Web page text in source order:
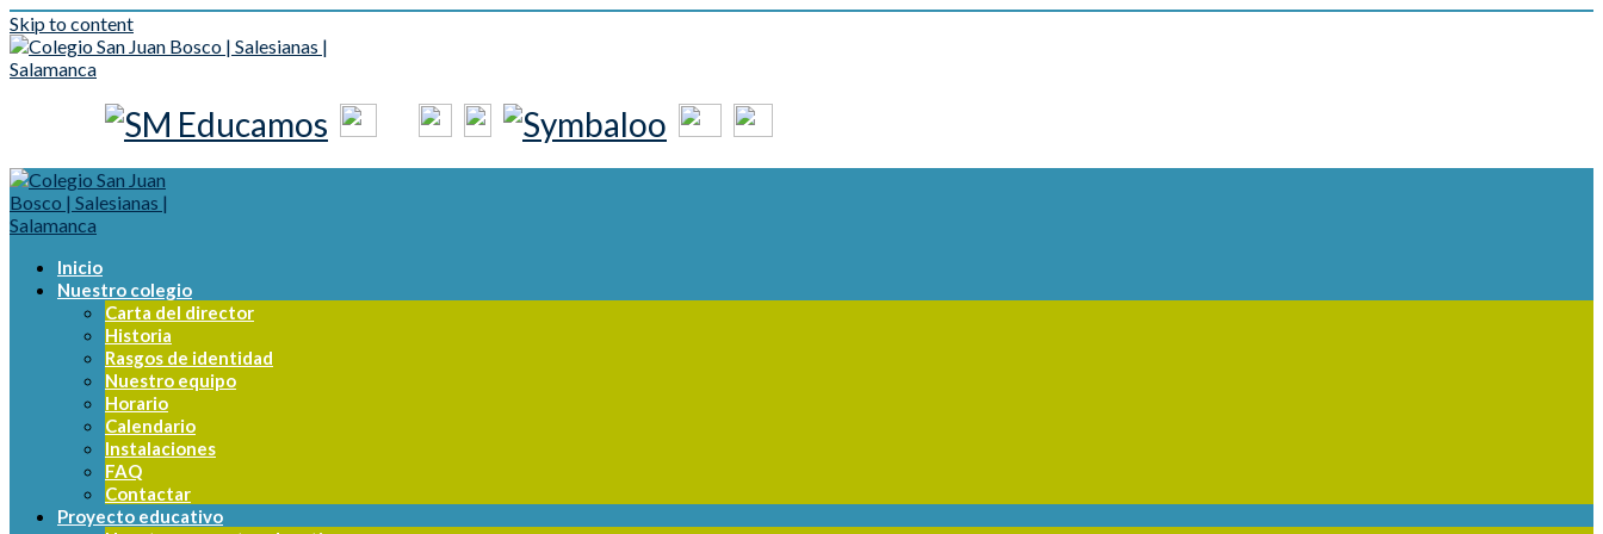
Skip to content
Inicio
Nuestro colegio
Carta del director
Historia
Rasgos de identidad
Nuestro equipo
Horario
Calendario
Instalaciones
FAQ
Contactar
Proyecto educativo